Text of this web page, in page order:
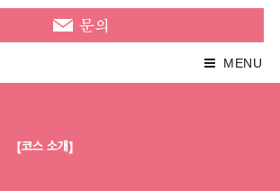
MENU